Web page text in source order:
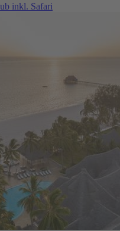
inkl. Safari